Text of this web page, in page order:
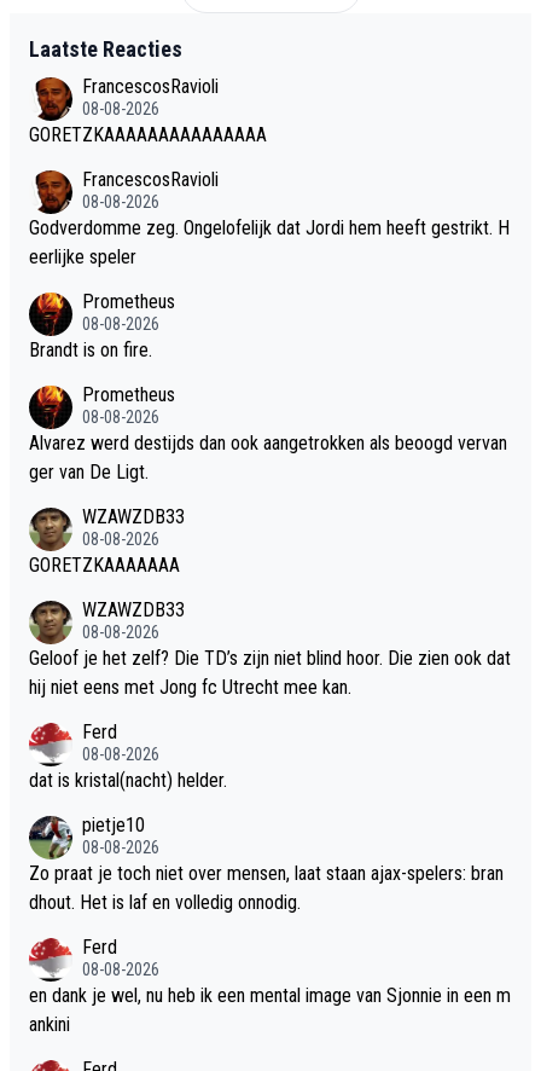
Laatste Reacties
FrancescosRavioli
08-08-2026
GORETZKAAAAAAAAAAAAAAA
FrancescosRavioli
08-08-2026
Godverdomme zeg. Ongelofelijk dat Jordi hem heeft gestrikt. H
eerlijke speler
Prometheus
08-08-2026
Brandt is on fire.
Prometheus
08-08-2026
Alvarez werd destijds dan ook aangetrokken als beoogd vervan
ger van De Ligt.
WZAWZDB33
08-08-2026
GORETZKAAAAAAA
WZAWZDB33
08-08-2026
Geloof je het zelf? Die TD’s zijn niet blind hoor. Die zien ook dat
hij niet eens met Jong fc Utrecht mee kan.
Ferd
08-08-2026
dat is kristal(nacht) helder.
pietje10
08-08-2026
Zo praat je toch niet over mensen, laat staan ajax-spelers: bran
dhout. Het is laf en volledig onnodig.
Ferd
08-08-2026
en dank je wel, nu heb ik een mental image van Sjonnie in een m
ankini